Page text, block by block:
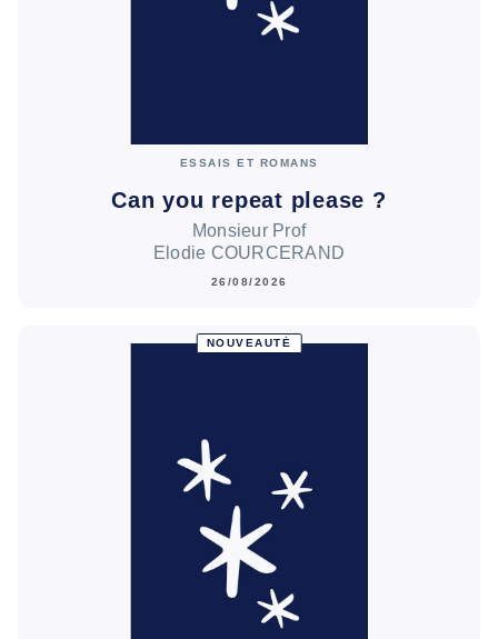
ESSAIS ET ROMANS
Can you repeat please ?
Monsieur Prof
Elodie COURCERAND
26/08/2026
NOUVEAUTÉ